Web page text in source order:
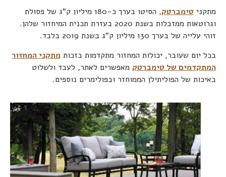
מתקני טימברטק
, הסיטו בערך כ-180 מיליון ק”ג של פסולת
וגרוטאות ממזבלות בשנת 2020 בעזרת תכנית המיחזור שלהן.
זוהי עלייה של בערך 130 מיליון ק”ג בשנת 2019 בלבד.
בכל יום שעובר, יכולות המחזור מתקדמות בזכות מתקני המחזור
המתקדמים של טימברטק מאפשרים לאתר, לעבד ולשלוט
באיכות של הפוליתילן הממוחזר ובפולימרים נוספים.